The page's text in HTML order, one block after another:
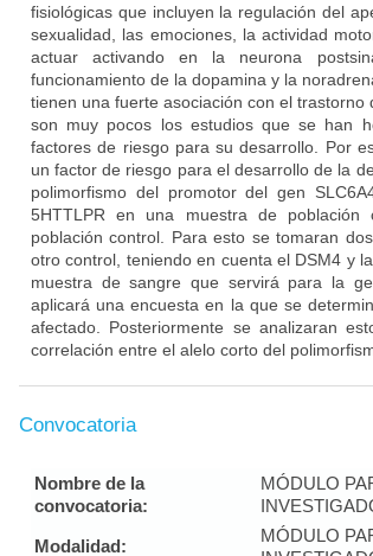
fisiológicas que incluyen la regulación del
sexualidad, las emociones, la actividad
actuar activando en la neurona
funcionamiento de la dopamina y la
tienen una fuerte asociación con el
son muy pocos los estudios que se han
factores de riesgo para su desarrollo. Por
un factor de riesgo para el desarrollo de la
polimorfismo del promotor del gen
5HTTLPR en una muestra de
población control. Para esto se tomaran
otro control, teniendo en cuenta el DSM4 y
muestra de sangre que servirá para la
aplicará una encuesta en la que se
afectado. Posteriormente se analizaran
correlación entre el alelo corto del
Convocatoria
Nombre de la
convocatoria:
MÓDULO
Modalidad:
MÓDULO